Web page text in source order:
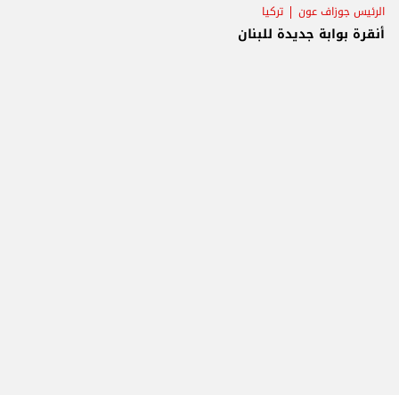
الرئيس جوزاف عون تركيا
أنقرة بوابة جديدة للبنان